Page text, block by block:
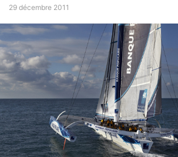
29 décembre 2011